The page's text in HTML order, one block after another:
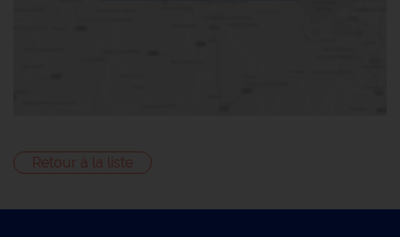
Retour à la liste